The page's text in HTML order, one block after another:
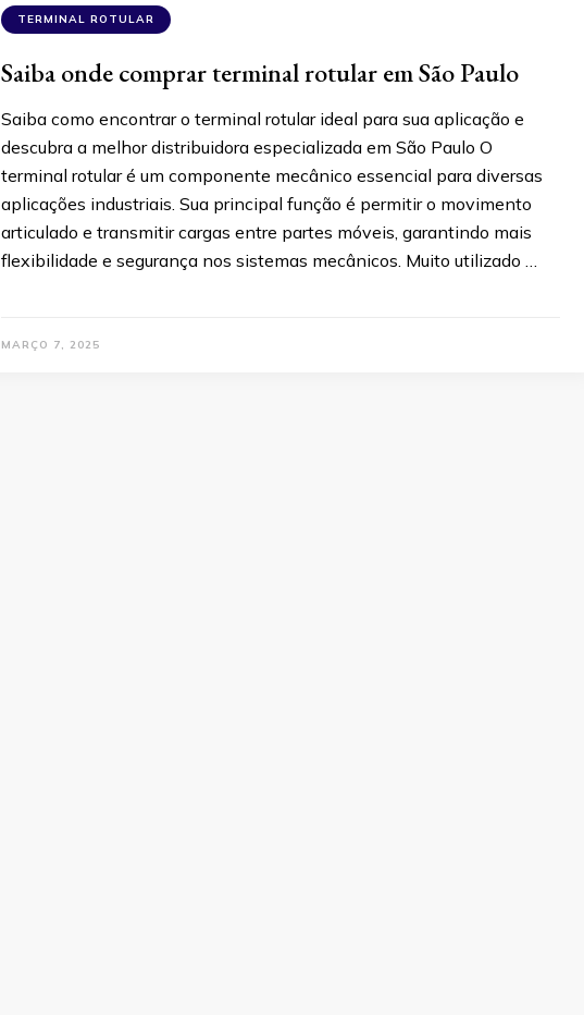
TERMINAL ROTULAR
Saiba onde comprar terminal rotular em São Paulo
Saiba como encontrar o terminal rotular ideal para sua aplicação e
descubra a melhor distribuidora especializada em São Paulo O
terminal rotular é um componente mecânico essencial para diversas
aplicações industriais. Sua principal função é permitir o movimento
articulado e transmitir cargas entre partes móveis, garantindo mais
flexibilidade e segurança nos sistemas mecânicos. Muito utilizado …
MARÇO 7, 2025